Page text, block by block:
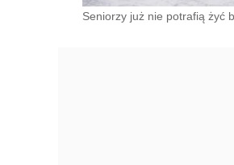
Seniorzy już nie potrafią żyć